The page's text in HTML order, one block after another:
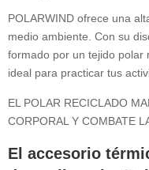
POLARWIND ofrece una
medio ambiente. Con su
formado por un tejido polar
ideal para practicar tus
EL POLAR RECICLADO
CORPORAL Y COMBATE
El accesorio